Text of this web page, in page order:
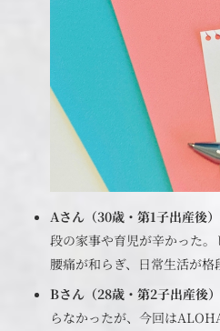
Aさん（30歳・第1子出産後）
段の家事や育児が辛かった。
腰痛が和らぎ、日常生活が格
Bさん（28歳・第2子出産後）
らなかったが、今回は